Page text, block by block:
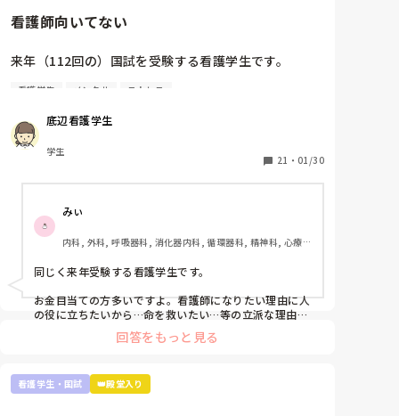
看護師向いてない
来年（112回の）国試を受験する看護学生です。
看護師を目指した最初のきっかけが親から勧められた
ことで、正直看護師になりたくないです。看護師にな
る理由は、失礼ですがお金がもらえることと親が勧め
たからという理由しかない。進路希望調査、就職した
くないって書きたかったですが、書けませんでした。
した。先生は睡眠時間が少ないのは知識がないからだ
と言われ、さらに自分の無能さを実感しました。
また、今こうやって音を上げていても、看護師になっ
てからの方が辛いし勉強量増えるなんて何回も聞きま
した。
本当に向いてません。もっと早く気づいておけばよか
ったです。もっと前の段階で気づいていれば辞めれた
就職してからもっと苦労するなんてお先真っ暗すぎて
辛すぎます。
看護学生 メンタル ストレス
底辺看護学生
学生
21 ・ 01/30
みぃ
内科, 外科, 呼吸器科, 消化器内科, 循環器科, 精神科, 心療内
リハビリ科, 救急科, 急性期, 超急性期, ICU, 新人ナース, 病
棟, 神経内科, 脳神経外科, 消化器外科, 一般病院, 慢性期, 回
同じく来年受験する看護学生です。
お金目当ての方多いですよ。看護師になりたい理由に人
の役に立ちたいから…命を救いたい…等の立派な理由を
持ってる方は少数派だと思います。
て奨学金がストップしないよう学年で10位以内とれる
ようにしていますが、それでも実習の半分はオールして
回答をもっと見る
看護学生・国試 👑殿堂入り